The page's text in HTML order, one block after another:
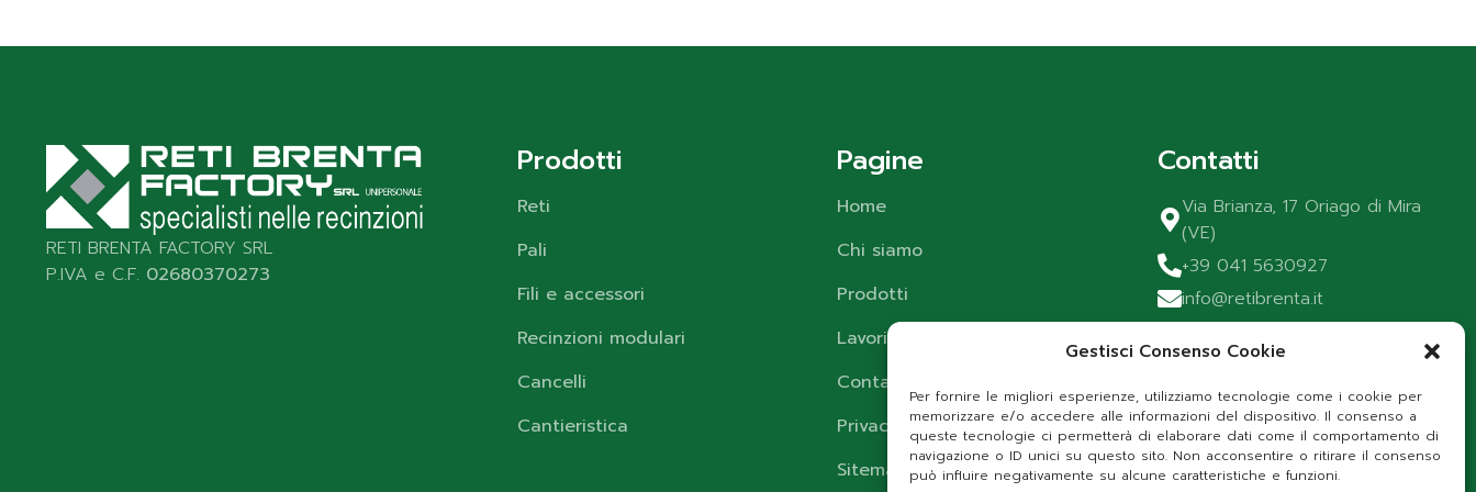
Gestisci Consenso Cookie
Per fornire le migliori esperienze, utilizziamo tecnologie come i cookie per
memorizzare e/o accedere alle informazioni del dispositivo. Il consenso a
queste tecnologie ci permetterà di elaborare dati come il comportamento di
navigazione o ID unici su questo sito. Non acconsentire o ritirare il consenso
può influire negativamente su alcune caratteristiche e funzioni.
RETI BRENTA FACTORY SRL
P.IVA e C.F. 02680370273
Prodotti
Reti
Pali
Fili e accessori
Recinzioni modulari
Cancelli
Cantieristica
Pagine
Home
Chi siamo
Prodotti
Lavori
Contatti
Privacy Policy
Sitemap
Contatti
Via Brianza, 17 Oriago di Mira
(VE)
+39 041 5630927
info@retibrenta.it